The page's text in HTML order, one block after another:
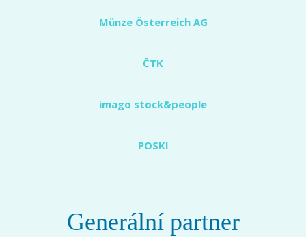
Münze Österreich AG
ČTK
imago stock&people
POSKI
Generální partner